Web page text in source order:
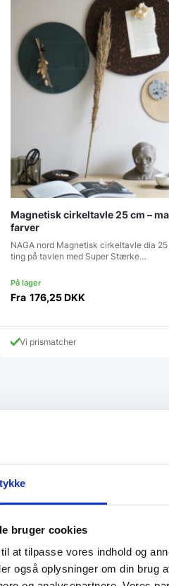
bruger cookies
at tilpasse vores indhold og
også oplysninger om din brug
Magnetisk cirkeltavle 25 cm –
farver
NAGA nord Magnetisk cirkeltavle dia
ting på tavlen med Super Stærke…
Fra 176,25DKK
Vi prismatcher
købt mange maskiner og
hjælp når der har været
problemer. Gode priser, mm.”
Patricia